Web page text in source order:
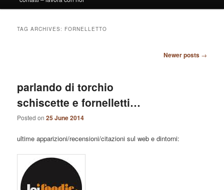
TAG ARCHIVES: FORNELLETTO
Newer posts →
parlando di torchio
schiscette e fornelletti…
Posted on25 June 2014
ultime apparizioni/recensioni/citazioni sul web e dintorni: